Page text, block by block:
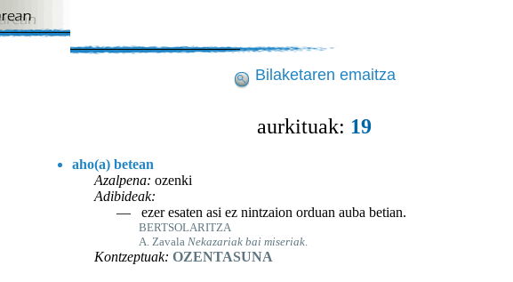
Bilaketaren emaitza
aurkituak: 19
aho(a) betean
Azalpena: ozenki
Adibideak:
— ezer esaten asi ez nintzaion orduan auba betian.
BERTSOLARITZA
A. Zavala Nekazariak bai miseriak.
Kontzeptuak: OZENTASUNA